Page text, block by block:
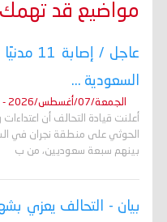
مواضيع قد تهمك
عاجل /
السعودية ...
الجمعة/07/أغسطس/2026 - 12:38 ص
أعلنت قيادة التحالف أن
بينهم سبعة سعوديين، من ب
بيان - التحالف يعزي